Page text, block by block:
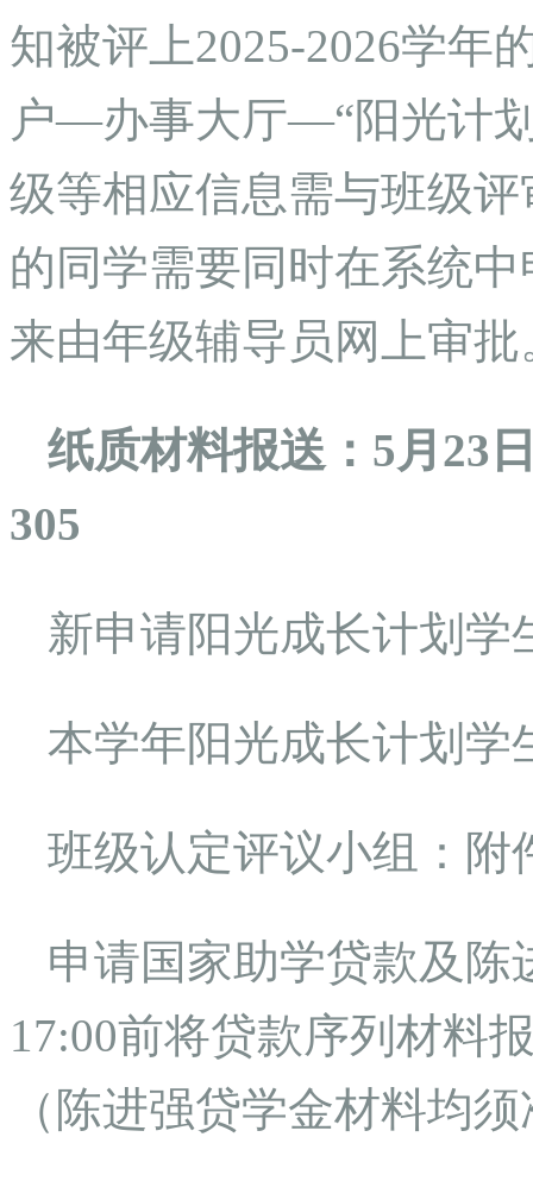
知被评上2025-2026学
户—办事大厅—“阳光计
级等相应信息需与班级
的同学需要同时在系统
来由年级辅导员网上审批
纸质材料报送：5月23
305
新申请阳光成长计划学
本学年阳光成长计划学
班级认定评议小组：附
申请国家助学贷款及陈
17:00前将贷款序列材料
（陈进强贷学金材料均